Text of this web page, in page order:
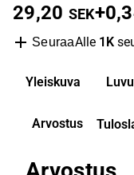
29,20 SEK
SeuraaAlle 1K
Yleiskuva
Arvostus